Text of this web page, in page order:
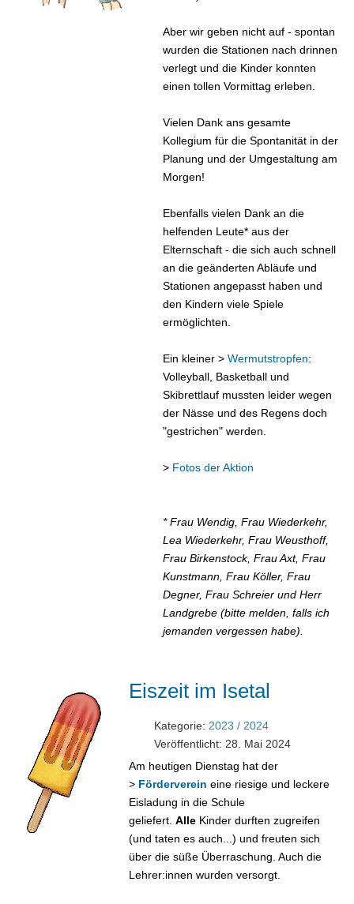
Aber wir geben nicht auf - spontan
wurden die Stationen nach drinnen
verlegt und die Kinder konnten
einen tollen Vormittag erleben.
Vielen Dank ans gesamte
Kollegium für die Spontanität in der
Planung und der Umgestaltung am
Morgen!
Ebenfalls vielen Dank an die
helfenden Leute* aus der
Elternschaft - die sich auch schnell
an die geänderten Abläufe und
Stationen angepasst haben und
den Kindern viele Spiele
ermöglichten.
Ein kleiner >Wermutstropfen:
Volleyball, Basketball und
Skibrettlauf mussten leider wegen
der Nässe und des Regens doch
"gestrichen" werden.
> Fotos der Aktion
* Frau Wendig, Frau Wiederkehr,
Lea Wiederkehr, Frau Weusthoff,
Frau Birkenstock, Frau Axt, Frau
Kunstmann, Frau Köller, Frau
Degner, Frau Schreier und Herr
Landgrebe (bitte melden, falls ich
jemanden vergessen habe).
Eiszeit im Isetal
Kategorie:2023 / 2024
Veröffentlicht: 28. Mai 2024
Am heutigen Dienstag hat der
> Förderverein eine riesige und leckere
Eisladung in die Schule
geliefert.Alle Kinder durften zugreifen
(und taten es auch...) und freuten sich
über die süße Überraschung. Auch die
Lehrer:innen wurden versorgt.